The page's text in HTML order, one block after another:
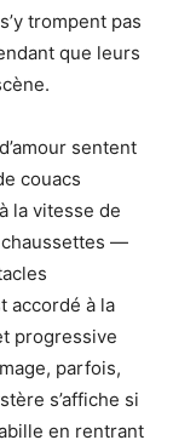
trompent pas
que leurs
sentent
couacs
la vitesse de
chaussettes —
accordé à la
progressive
parfois,
s’affiche si
en rentrant